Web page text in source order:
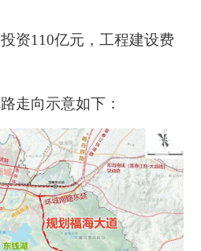
资110亿元，工程建设费
走向示意如下：